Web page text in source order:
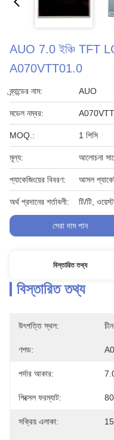
AUO 7.0 ইঞ্চি TFT
A070VTT01.0
ব্র্যান্ডের নাম: AUO
মডেল নম্বর:
MOQ.: 1 পিসি
মূল্য: আলোচনা
প্যাকেজিংয়ের বিবরণ: আসল
অর্থ প্রদানের শর্তাবলী: টি/টি,
সেরা দাম পান
বিস্তারিত তথ্য
বিস্তারিত তথ্য
উৎপত্তি স্থল: চীন
ণশড:
পর্দার আকার:
পিক্সেল ফরম্যাট:
সক্রিয় এলাকা: